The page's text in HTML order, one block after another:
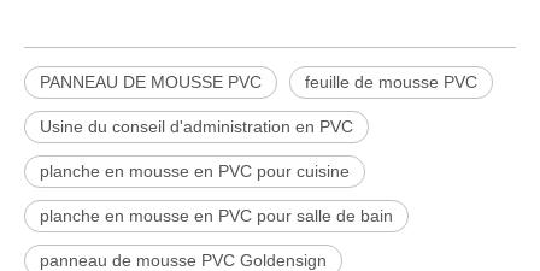
PANNEAU DE MOUSSE PVC feuille de mousse PVC
Usine du conseil d'administration en PVC
planche en mousse en PVC pour cuisine
planche en mousse en PVC pour salle de bain
panneau de mousse PVC Goldensign